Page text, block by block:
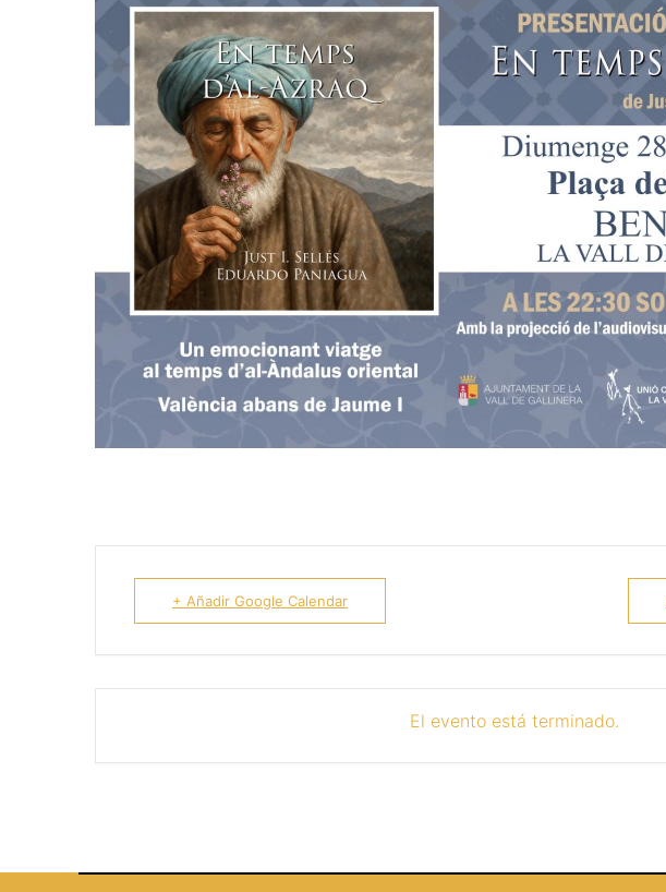
+ Añadir Google Calendar
El evento está terminado.